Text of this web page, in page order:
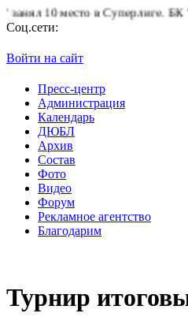
место в Суперлиге.БК "Атаман"
Соц.сети:
Войти на сайт
Пресс-центр
Администрация
Календарь
ДЮБЛ
Архив
Состав
Фото
Видео
Форум
Рекламное агентство
Благодарим
Турнир